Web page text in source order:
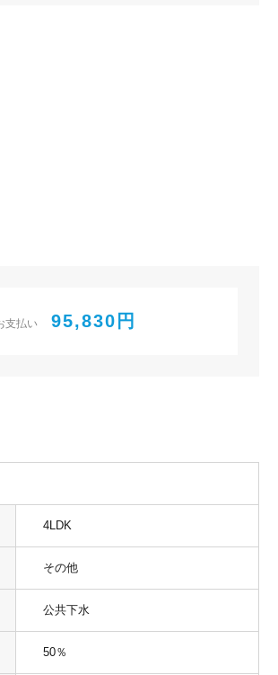
支払い 95,830円
4LDK
その他
公共下水
50％